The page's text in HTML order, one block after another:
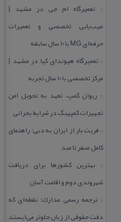
:: تعمیرگاه ام جی در مشهد |
عیب‌یابی تخصصی و تعمیرات
حرفه‌ای MG با ۱۰ سال سابقه
:: تعمیرگاه هیوندای كیا در مشهد |
مركز تخصصی با ۱۰ سال تجربه
:: ریوان كمپ، تعهد به تحویل امن
تجهیزات كمپینگ در شرایط بحرانی
:: فریت بار از ایران به دبی؛ راهنمای
كامل صفر تا صد
:: بهترین كشورها برای دریافت
شهروندی دوم و اقامت آسان
:: ترجمه رسمی مدارك؛ نقطه‌ای كه
دقت حقوقی از زبان جلوتر می‌ایستد